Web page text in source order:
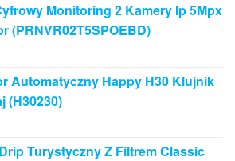
Monitoring 2 Kamery Ip 5Mpx
(PRNVR02T5SPOEBD)
Automatyczny Happy H30 Klujnik
(H30230)
Turystyczny Z Filtrem Classic